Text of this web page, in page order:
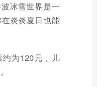
冰雪世界是一
炎炎夏日也能
为120元，儿